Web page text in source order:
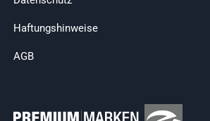
Haftungshinweise
AGB